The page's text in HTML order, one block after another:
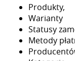
Produkty,
Warianty
Statusy
Metody